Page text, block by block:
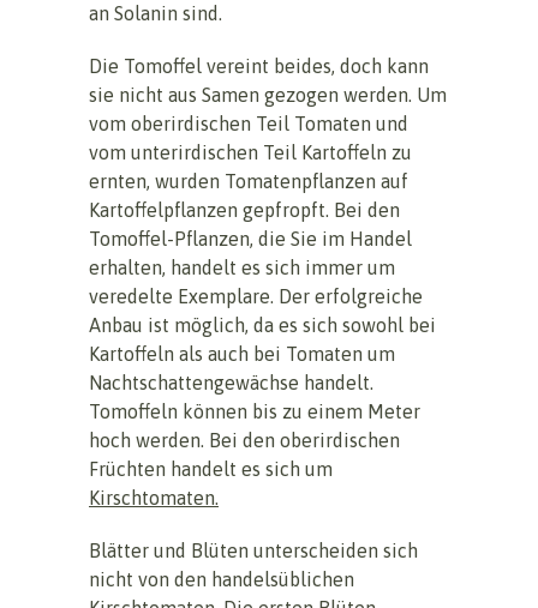
an Solanin sind.
Die Tomoffel vereint beides, doch kann
sie nicht aus Samen gezogen werden. Um
vom oberirdischen Teil Tomaten und
vom unterirdischen Teil Kartoffeln zu
ernten, wurden Tomatenpflanzen auf
Kartoffelpflanzen gepfropft. Bei den
Tomoffel-Pflanzen, die Sie im Handel
erhalten, handelt es sich immer um
veredelte Exemplare. Der erfolgreiche
Anbau ist möglich, da es sich sowohl bei
Kartoffeln als auch bei Tomaten um
Nachtschattengewächse handelt.
Tomoffeln können bis zu einem Meter
hoch werden. Bei den oberirdischen
Früchten handelt es sich um
Kirschtomaten.
Blätter und Blüten unterscheiden sich
nicht von den handelsüblichen